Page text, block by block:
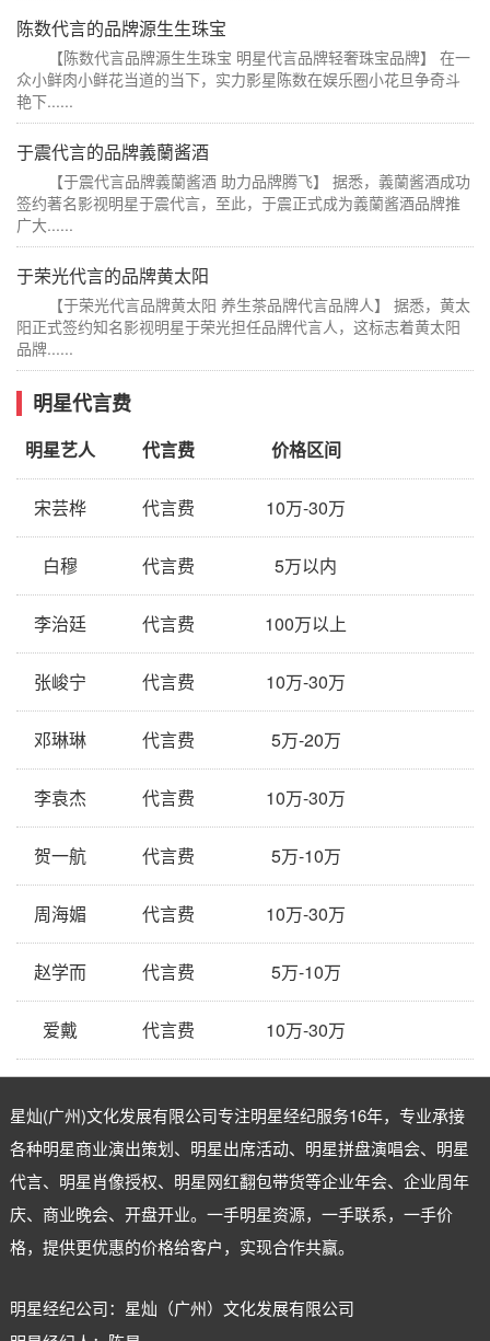
陈数代言的品牌源生生珠宝
【陈数代言品牌源生生珠宝 明星代言品牌轻奢珠宝品牌】 在一
众小鲜肉小鲜花当道的当下，实力影星陈数在娱乐圈小花旦争奇斗
艳下......
于震代言的品牌義蘭酱酒
【于震代言品牌義蘭酱酒 助力品牌腾飞】 据悉，義蘭酱酒成功
签约著名影视明星于震代言，至此，于震正式成为義蘭酱酒品牌推
广大......
于荣光代言的品牌黄太阳
【于荣光代言品牌黄太阳 养生茶品牌代言品牌人】 据悉，黄太
阳正式签约知名影视明星于荣光担任品牌代言人，这标志着黄太阳
品牌......
明星代言费
明星艺人 代言费 价格区间
宋芸桦 代言费 10万-30万
白穆 代言费 5万以内
李治廷 代言费 100万以上
张峻宁 代言费 10万-30万
邓琳琳 代言费 5万-20万
李袁杰 代言费 10万-30万
贺一航 代言费 5万-10万
周海媚 代言费 10万-30万
赵学而 代言费 5万-10万
爱戴 代言费 10万-30万
星灿(广州)文化发展有限公司专注明星经纪服务16年，专业承接
各种明星商业演出策划、明星出席活动、明星拼盘演唱会、明星
代言、明星肖像授权、明星网红翻包带货等企业年会、企业周年
庆、商业晚会、开盘开业。一手明星资源，一手联系，一手价
格，提供更优惠的价格给客户，实现合作共赢。
明星经纪公司：星灿（广州）文化发展有限公司